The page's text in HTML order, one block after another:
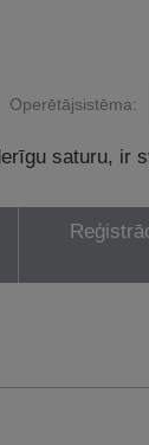
Operētājsistēma:
saturu, ir